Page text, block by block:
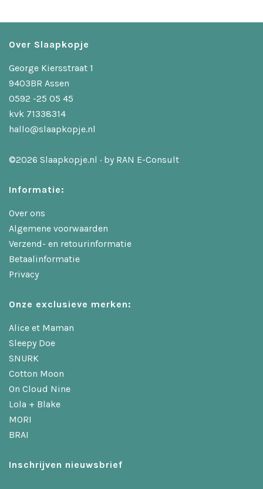
Over Slaapkopje
George Kiersstraat 1
9403BR Assen
0592 -25 05 45
kvk 71338314
hallo@slaapkopje.nl
©2026 Slaapkopje.nl · by RAN E-Consult
Informatie:
Over ons
Algemene voorwaarden
Verzend- en retourinformatie
Betaalinformatie
Privacy
Onze exclusieve merken:
Alice et Maman
Sleepy Doe
SNURK
Cotton Moon
On Cloud Nine
Lola + Blake
MORI
BRAI
Inschrijven nieuwsbrief